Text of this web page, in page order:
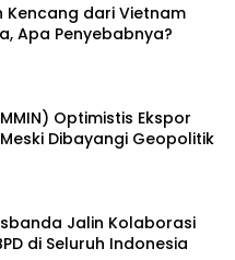
Kencang dari Vietnam
Apa Penyebabnya?
Optimistis Ekspor
Dibayangi Geopolitik
Jalin Kolaborasi
di Seluruh Indonesia